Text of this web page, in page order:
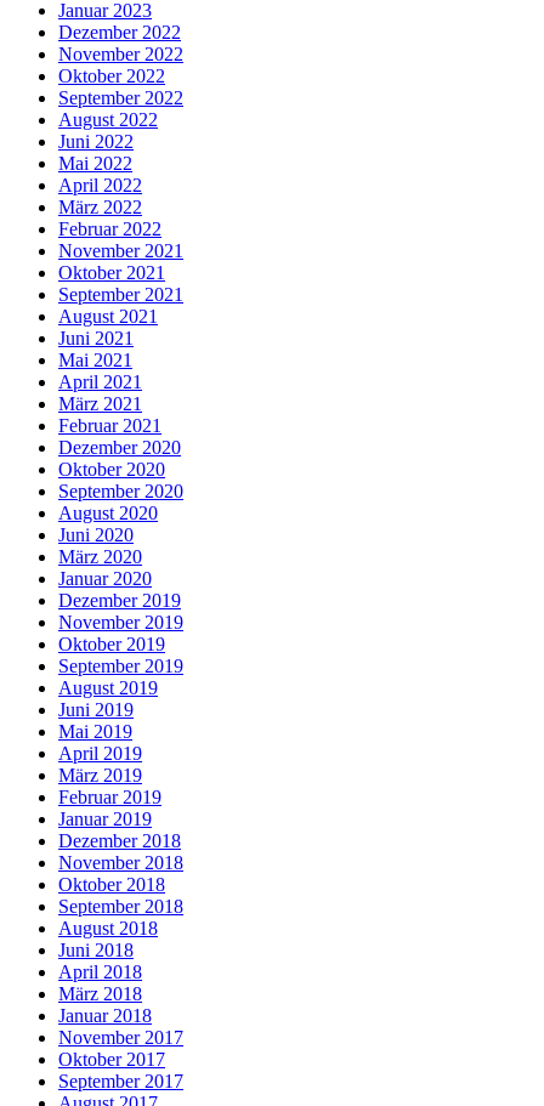
Januar 2023
Dezember 2022
November 2022
Oktober 2022
September 2022
August 2022
Juni 2022
Mai 2022
April 2022
März 2022
Februar 2022
November 2021
Oktober 2021
September 2021
August 2021
Juni 2021
Mai 2021
April 2021
März 2021
Februar 2021
Dezember 2020
Oktober 2020
September 2020
August 2020
Juni 2020
März 2020
Januar 2020
Dezember 2019
November 2019
Oktober 2019
September 2019
August 2019
Juni 2019
Mai 2019
April 2019
März 2019
Februar 2019
Januar 2019
Dezember 2018
November 2018
Oktober 2018
September 2018
August 2018
Juni 2018
April 2018
März 2018
Januar 2018
November 2017
Oktober 2017
September 2017